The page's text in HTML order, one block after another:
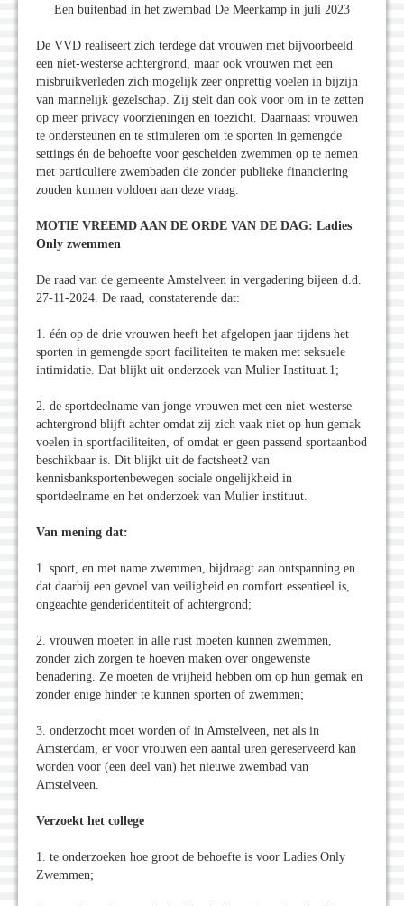
Een buitenbad in het zwembad De Meerkamp in juli 2023
De VVD realiseert zich terdege dat vrouwen met bijvoorbeeld
een niet-westerse achtergrond, maar ook vrouwen met een
misbruikverleden zich mogelijk zeer onprettig voelen in bijzijn
van mannelijk gezelschap. Zij stelt dan ook voor om in te zetten
op meer privacy voorzieningen en toezicht. Daarnaast vrouwen
te ondersteunen en te stimuleren om te sporten in gemengde
settings én de behoefte voor gescheiden zwemmen op te nemen
met particuliere zwembaden die zonder publieke financiering
zouden kunnen voldoen aan deze vraag.
MOTIE VREEMD AAN DE ORDE VAN DE DAG: Ladies
Only zwemmen
De raad van de gemeente Amstelveen in vergadering bijeen d.d.
27-11-2024. De raad, constaterende dat:
1. één op de drie vrouwen heeft het afgelopen jaar tijdens het
sporten in gemengde sport faciliteiten te maken met seksuele
intimidatie. Dat blijkt uit onderzoek van Mulier Instituut.1;
2. de sportdeelname van jonge vrouwen met een niet-westerse
achtergrond blijft achter omdat zij zich vaak niet op hun gemak
voelen in sportfaciliteiten, of omdat er geen passend sportaanbod
beschikbaar is. Dit blijkt uit de factsheet2 van
kennisbanksportenbewegen sociale ongelijkheid in
sportdeelname en het onderzoek van Mulier instituut.
Van mening dat:
1. sport, en met name zwemmen, bijdraagt aan ontspanning en
dat daarbij een gevoel van veiligheid en comfort essentieel is,
ongeachte genderidentiteit of achtergrond;
2. vrouwen moeten in alle rust moeten kunnen zwemmen,
zonder zich zorgen te hoeven maken over ongewenste
benadering. Ze moeten de vrijheid hebben om op hun gemak en
zonder enige hinder te kunnen sporten of zwemmen;
3. onderzocht moet worden of in Amstelveen, net als in
Amsterdam, er voor vrouwen een aantal uren gereserveerd kan
worden voor (een deel van) het nieuwe zwembad van
Amstelveen.
Verzoekt het college
1. te onderzoeken hoe groot de behoefte is voor Ladies Only
Zwemmen;